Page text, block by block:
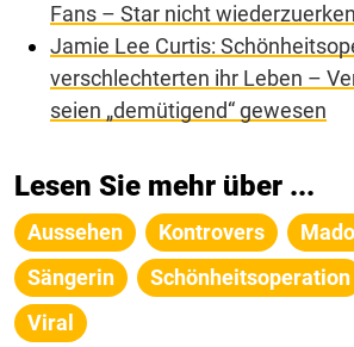
Fans – Star nicht
Jamie Lee Curtis:
verschlechterten ihr Leben –
seien „demütigend“ gewesen
Lesen Sie mehr über ...
Aussehen Kontrovers
Sängerin
Schönheitsoperation
Viral